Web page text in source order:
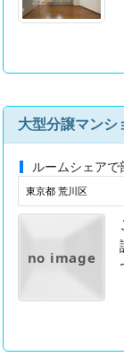
大型分譲マンシ
ルームシェア
東京都 荒川区
no image